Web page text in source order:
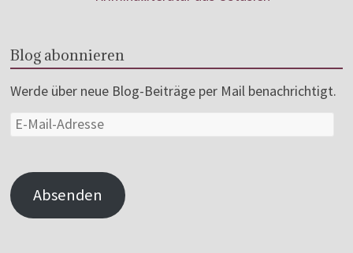
Blog abonnieren
Werde über neue Blog-Beiträge per Mail benachrichtigt.
Absenden